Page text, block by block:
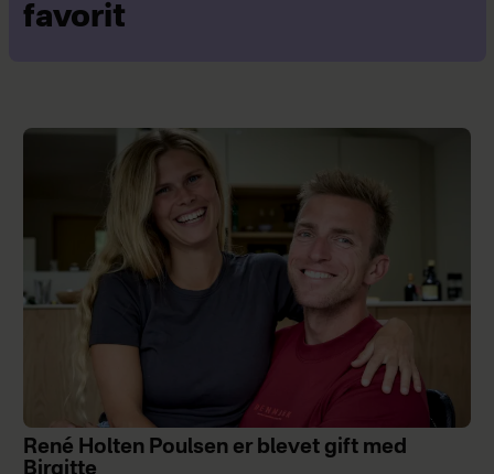
favorit
René Holten Poulsen er blevet gift med
Birgitte